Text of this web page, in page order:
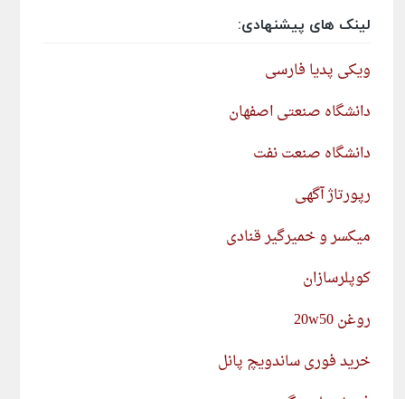
لینک های پیشنهادی:
ویکی پدیا فارسی
دانشگاه صنعتی اصفهان
دانشگاه صنعت نفت
رپورتاژ آگهی
میکسر و خمیرگیر قنادی
کوپلرسازان
روغن 20w50
خرید فوری ساندویچ پانل